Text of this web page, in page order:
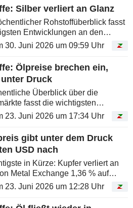
die im April 2023...
Silber verliert an Glanz
Rohstoffüberblick fasst
Entwicklungen an den
Märkten zusammen und hilft
Agrarrohstoffen besser...
30. Juni 2026 um 09:59 Uhr
Ölpreise brechen ein,
Druck
Überblick über die
fasst die wichtigsten
bei Energie, Metallen und
Preisbewegungen besser...
23. Juni 2026 um 17:34 Uhr
gibt unter dem Druck
USD nach
Kürze: Kupfer verliert an
Exchange 1,36 % auf
Dollar je Tonne. Die chinesische
um 2,2...
23. Juni 2026 um 12:28 Uhr